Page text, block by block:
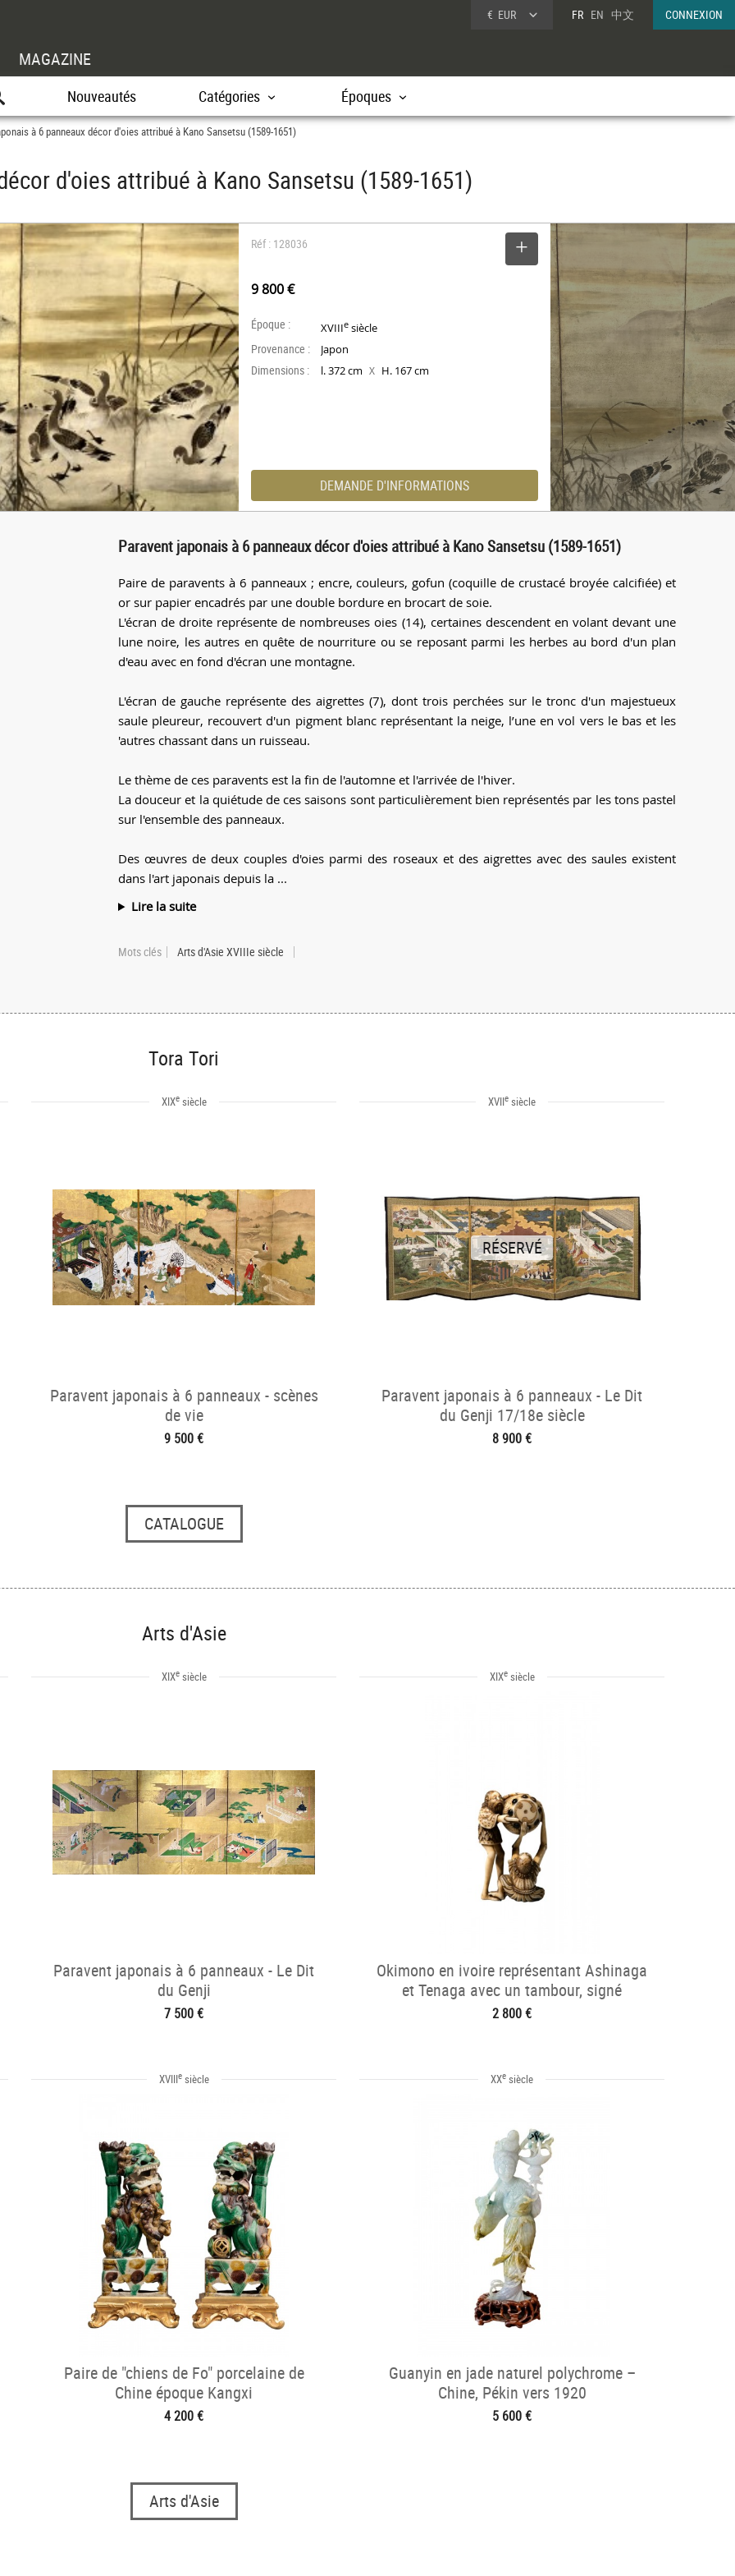
€ EUR FR EN 中文 CONNEXION
MAGAZINE
Nouveautés Catégories Époques
à 6 panneaux décor d'oies attribué à Kano Sansetsu (1589-1651)
d'oies attribué à Kano Sansetsu (1589-1651)
Réf : 128036
9 800 €
Époque : XVIIIe siècle
Provenance : Japon
Dimensions : l. 372 cm X H. 167 cm
DEMANDE D'INFORMATIONS
Paravent japonais à 6 panneaux décor d'oies attribué à Kano Sansetsu (1589-1651)
Paire de paravents à 6 panneaux ; encre, couleurs, gofun (coquille de crustacé broyée calcifiée) et
or sur papier encadrés par une double bordure en brocart de soie.
L'écran de droite représente de nombreuses oies (14), certaines descendent en volant devant une
lune noire, les autres en quête de nourriture ou se reposant parmi les herbes au bord d'un plan
d'eau avec en fond d'écran une montagne.
L'écran de gauche représente des aigrettes (7), dont trois perchées sur le tronc d'un majestueux
saule pleureur, recouvert d'un pigment blanc représentant la neige, l’une en vol vers le bas et les
'autres chassant dans un ruisseau.
Le thème de ces paravents est la fin de l'automne et l'arrivée de l'hiver.
La douceur et la quiétude de ces saisons sont particulièrement bien représentés par les tons pastel
sur l'ensemble des panneaux.
Des œuvres de deux couples d'oies parmi des roseaux et des aigrettes avec des saules existent
dans l'art japonais depuis la ...
Lire la suite
Mots clés Arts d'Asie XVIIIe siècle
Tora Tori
XIXesiècle
Paravent japonais à 6 panneaux - scènes
de vie
9 500 €
XVIIe siècle
RÉSERVÉ
Paravent japonais à 6 panneaux - Le Dit
du Genji 17/18e siècle
8 900 €
CATALOGUE
Arts d'Asie
XIXesiècle
Paravent japonais à 6 panneaux - Le Dit
du Genji
7 500 €
XIXesiècle
Okimono en ivoire représentant Ashinaga
et Tenaga avec un tambour, signé
Hidemasa
2 800 €
XVIIIesiècle
Paire de "chiens de Fo" porcelaine de
Chine époque Kangxi
4 200 €
XXe siècle
Guanyin en jade naturel polychrome –
Chine, Pékin vers 1920
5 600 €
Arts d'Asie